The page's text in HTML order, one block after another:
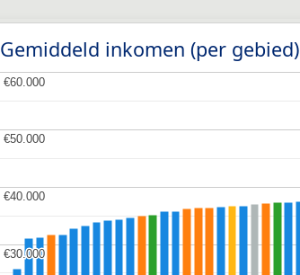
Gemiddeld inkomen (per gebied)
€30.000
€30.000
€40.000
€40.000
€50.000
€50.000
€60.000
€60.000